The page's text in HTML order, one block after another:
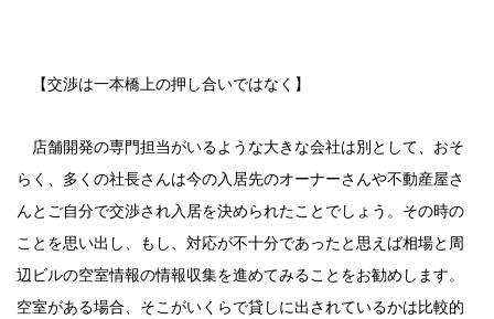
【交渉は一本橋上の押し合いではなく】
店舗開発の専門担当がいるような大きな会社は別として、おそ
らく、多くの社長さんは今の入居先のオーナーさんや不動産屋さ
んとご自分で交渉され入居を決められたことでしょう。その時の
ことを思い出し、もし、対応が不十分であったと思えば相場と周
辺ビルの空室情報の情報収集を進めてみることをお勧めします。
空室がある場合、そこがいくらで貸しに出されているかは比較的